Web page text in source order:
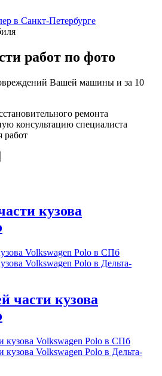
в Санкт-Петербурге
работ по фото
Вашей машины и за 10
ремонта
консультацию специалиста
работ
кузова
части кузова